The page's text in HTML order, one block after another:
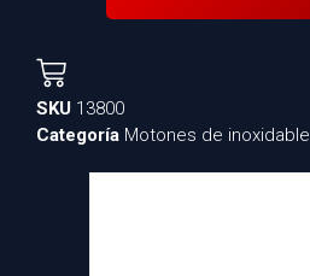
SKU 13800
Categoría Motones de inoxidable